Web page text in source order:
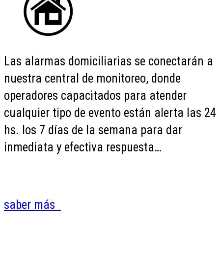
Las alarmas domiciliarias se conectarán a
nuestra central de monitoreo, donde
operadores capacitados para atender
cualquier tipo de evento están alerta las 24
hs. los 7 días de la semana para dar
inmediata y efectiva respuesta…
saber más